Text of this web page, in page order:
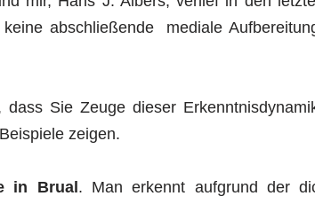
abschließende mediale
Sie Zeuge dieser
zeigen.
in Brual . Man erkennt aufgrund der